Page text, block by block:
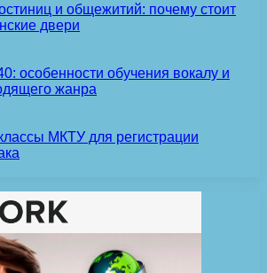
и общежитий: почему стоит
двери
особенности обучения вокалу и
жанра
МКТУ для регистрации